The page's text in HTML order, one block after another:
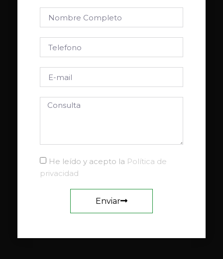
He leído y acepto la Política de
privacidad
Enviar